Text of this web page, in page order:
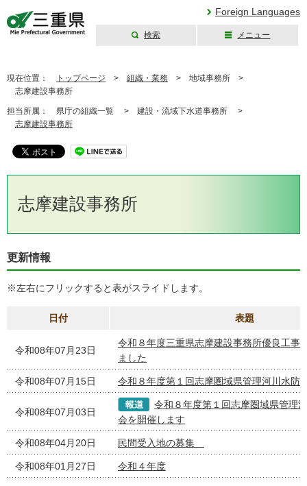
Foreign Languages
検索 メニュー
現在位置： トップページ > 組織・業務 > 地域事務所 >
志摩建設事務所
担当所属： 県庁の組織一覧 > 建設・流域下水道事務所 >
志摩建設事務所
志摩建設事務所
更新情報
※左右にフリックすると表がスライドします。
日付 表題
令和08年07月23日
令和８年度三重県志摩建設事務所優良工事
ました
令和08年07月15日 令和８年度第１回志摩圏域県管理河川水防
令和08年07月03日
令和８年度第１回志摩圏域県管理
会を開催します
令和08年04月20日 民間受入地の募集
令和08年01月27日 令和４年度